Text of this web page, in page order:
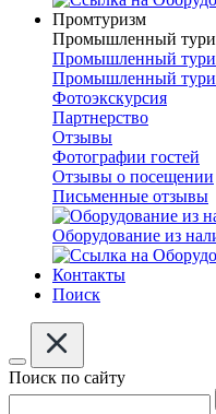
Промтуризм
Промышленный
Промышленный
Промышленный
Фотоэкскурсия
Партнерство
Отзывы
Фотографии гостей
Отзывы о посещении
Письменные отзывы
Оборудование из
Контакты
Поиск
Поиск по сайту